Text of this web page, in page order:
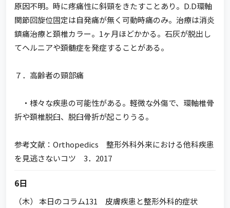
原因不明。時に疼痛性に斜頸をきたすことあり。D.D環軸
関節回旋位固定は自発痛が無く可動時痛のみ。治療は消炎
鎮痛治療と頚椎カラー。1ヶ月ほどかかる。石灰が脱出し
てヘルニアや頚髄症を発症することがある。
７．高齢者の頸部痛
・様々な疾患の可能性がある。軽微な外傷で、環軸椎骨
折や頚椎脱臼、脱臼骨折が起こりうる。
参考文献：Orthopedics 整形外科外来における他科疾患
を見逃さないコツ 3．2017
6日
（木） 本日のコラム131 皮膚疾患と整形外科的症状